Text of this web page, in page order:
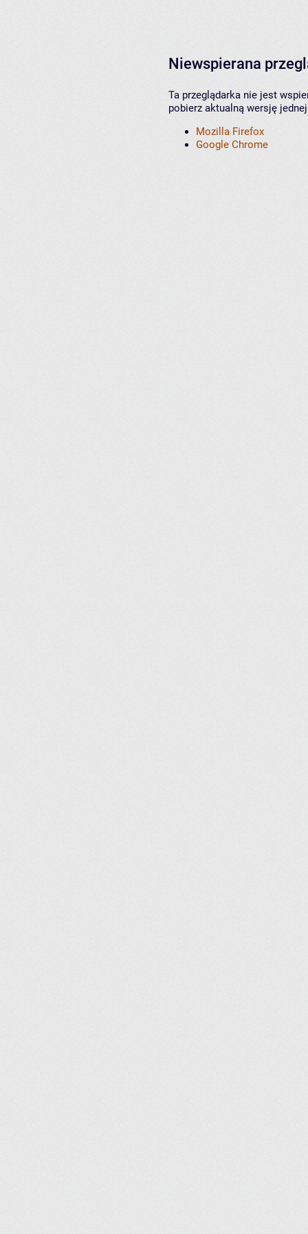
Niewspierana
Ta przeglądarka nie jest
pobierz aktualną wersję
Mozilla Firefox
Google Chrome